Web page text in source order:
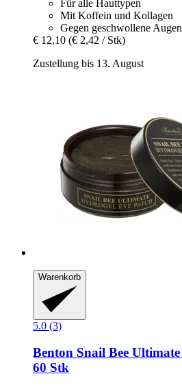
Für alle Hauttypen
Mit Koffein und Kollagen
Gegen geschwollene Augen
€ 12,10 (€ 2,42 / Stk)
Zustellung bis 13. August
Warenkorb
5.0 (3)
Benton Snail Bee
60 Stk